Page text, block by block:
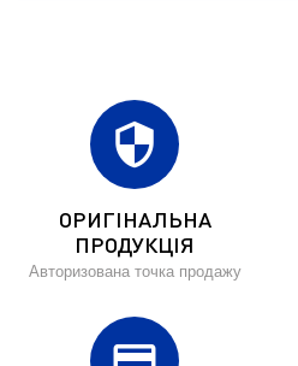
security
ОРИГІНАЛЬНА
ПРОДУКЦІЯ
Авторизована точка продажу